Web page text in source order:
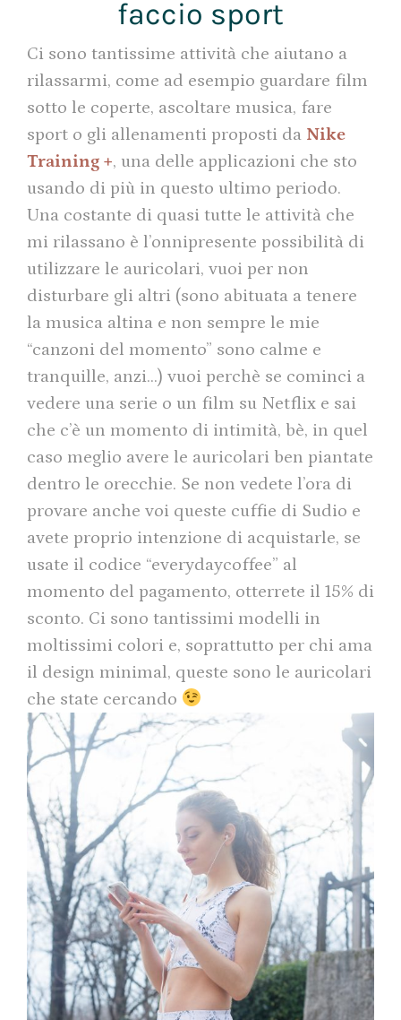
faccio sport
Ci sono tantissime attività che aiutano a
rilassarmi, come ad esempio guardare film
sotto le coperte, ascoltare musica, fare
sport o gli allenamenti proposti da Nike
Training +, una delle applicazioni che sto
usando di più in questo ultimo periodo.
Una costante di quasi tutte le attività che
mi rilassano è l’onnipresente possibilità di
utilizzare le auricolari, vuoi per non
disturbare gli altri (sono abituata a tenere
la musica altina e non sempre le mie
“canzoni del momento” sono calme e
tranquille, anzi…) vuoi perchè se cominci a
vedere una serie o un film su Netflix e sai
che c’è un momento di intimità, bè, in quel
caso meglio avere le auricolari ben piantate
dentro le orecchie. Se non vedete l’ora di
provare anche voi queste cuffie di Sudio e
avete proprio intenzione di acquistarle, se
usate il codice “everydaycoffee” al
momento del pagamento, otterrete il 15% di
sconto. Ci sono tantissimi modelli in
moltissimi colori e, soprattutto per chi ama
il design minimal, queste sono le auricolari
che state cercando